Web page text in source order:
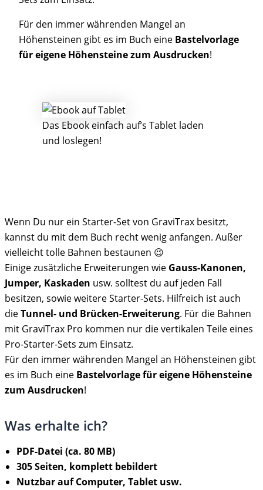
Für den immer währenden Mangel an
Höhensteinen gibt es im Buch eine Bastelvorlage
für eigene Höhensteine zum Ausdrucken!
Das Ebook einfach auf’s Tablet laden
und loslegen!
Wenn Du nur ein Starter-Set von GraviTrax besitzt,
kannst du mit dem Buch recht wenig anfangen. Außer
vielleicht tolle Bahnen bestaunen 😉
Einige zusätzliche Erweiterungen wie Gauss-Kanonen,
Jumper, Kaskaden usw. solltest du auf jeden Fall
besitzen, sowie weitere Starter-Sets. Hilfreich ist auch
dieTunnel- und Brücken-Erweiterung. Für die Bahnen
mit GraviTrax Pro kommen nur die vertikalen Teile eines
Pro-Starter-Sets zum Einsatz.
Für den immer währenden Mangel an Höhensteinen gibt
es im Buch eine Bastelvorlage für eigene Höhensteine
zum Ausdrucken!
Was erhalte ich?
PDF-Datei (ca. 80 MB)
305 Seiten, komplett bebildert
Nutzbar auf Computer, Tablet usw.